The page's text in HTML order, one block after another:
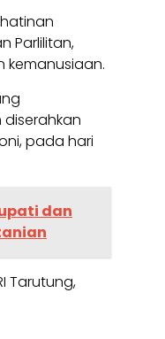
Parlilitan,
kemanusiaan.
pada hari
dan
Tarutung,